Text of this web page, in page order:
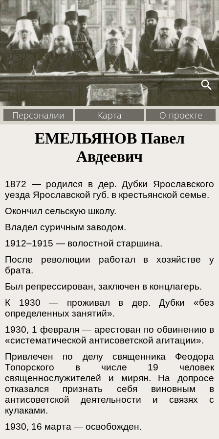
Персоналии Карта О проекте
search
ЕМЕЛЬЯНОВ Павел
Авдеевич
1872 — родился в дер. Дубки Ярославского
уезда Ярославской губ. в крестьянской семье.
Окончил сельскую школу.
Владел суричным заводом.
1912–1915 — волостной старшина.
После революции работал в хозяйстве у
брата.
Был репрессирован, заключен в концлагерь.
К 1930 — проживал в дер. Дубки «без
определенных занятий».
1930, 1 февраля — арестован по обвинению в
«систематической антисоветской агитации».
Привлечен по делу священника Феодора
Топорского в числе 19 человек
священнослужителей и мирян. На допросе
отказался признать себя виновным в
антисоветской деятельности и связях с
кулаками.
1930, 16 марта — освобожден.